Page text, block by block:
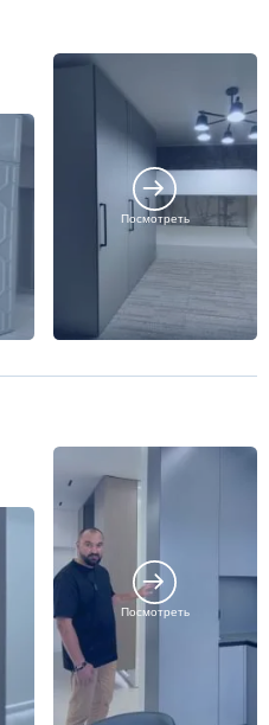
Посмотреть
Посмотреть